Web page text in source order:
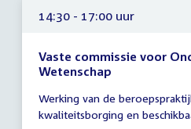
14:30 - 17:00 uur
Vaste commissie voor
Wetenschap
vergadering
14:30
Werking van de
kwaliteitsborging en